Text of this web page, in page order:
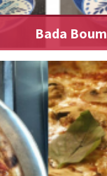
Bada Boum